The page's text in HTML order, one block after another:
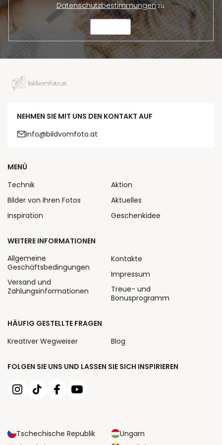
Datenschutzbestimmungenzu.
NEHMEN SIE MIT UNS DEN KONTAKT AUF
info@bildvomfoto.at
FOLGEN SIE UNS UND LASSEN SIE SICH INSPIRIEREN
Tschechische Republik
Ungarn
MENÜ
Technik
Bilder von Ihren Fotos
Inspiration
Aktion
Aktuelles
Geschenkidee
WEITERE INFORMATIONEN
Allgemeine
Geschäftsbedingungen
Versand und
Zahlungsinformationen
Kontakte
Impressum
Treue- und
Bonusprogramm
HÄUFIG GESTELLTE FRAGEN
Kreativer Wegweiser
Blog